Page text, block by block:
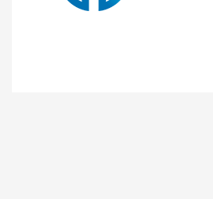
- Cơ